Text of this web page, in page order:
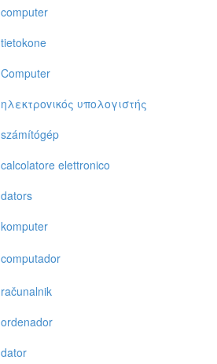
computer
tietokone
Computer
ηλεκτρovικός υπoλoγιστής
számítógép
calcolatore elettronico
dators
komputer
computador
računalnik
ordenador
dator